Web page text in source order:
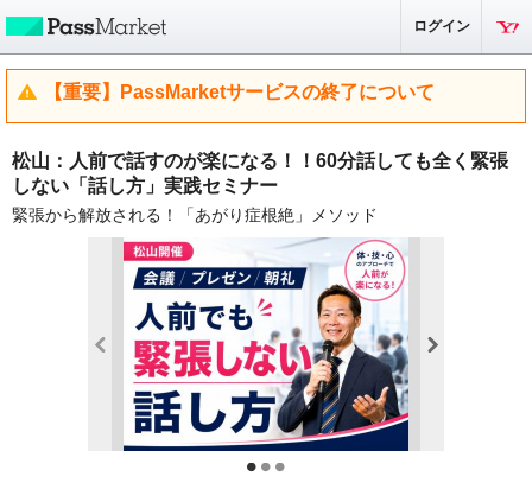
ログイン
【重要】PassMarketサービスの終了について
松山：人前で話すのが楽になる！！60分話しても全く緊張
しない「話し方」実践セミナー
緊張から解放される！「あがり症根絶」メソッド